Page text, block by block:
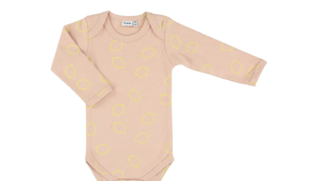
hviezdičiek.